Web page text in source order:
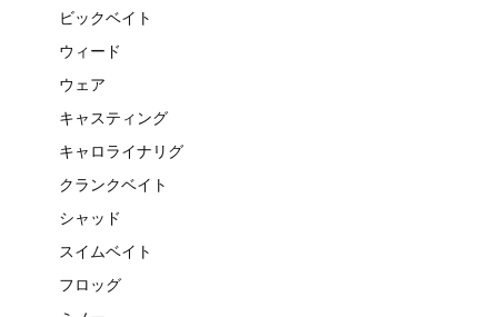
ビックベイト
ウィード
ウェア
キャスティング
キャロライナリグ
クランクベイト
シャッド
スイムベイト
フロッグ